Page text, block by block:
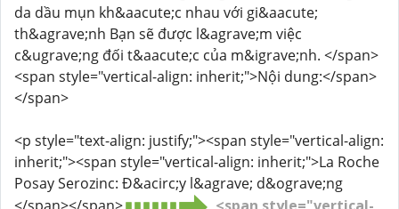
da dầu mụn kh&aacute;c nhau với gi&aacute;
th&agrave;nh Bạn sẽ được l&agrave;m việc
c&ugrave;ng đối t&aacute;c của m&igrave;nh. </span>
<span style="vertical-align: inherit;">Nội dung:</span>
</span>
<p style="text-align: justify;"><span style="vertical-align:
inherit;"><span style="vertical-align: inherit;">La Roche
Posay Serozinc: Đ&acirc;y l&agrave; d&ograve;ng